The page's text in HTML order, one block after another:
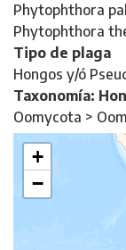
Phytophthora
Phytophthora
Tipo de plaga
Hongos y/ó
Taxonomía:
Oomycota >
+
−